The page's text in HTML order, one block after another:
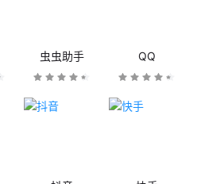
虫虫助手 QQ